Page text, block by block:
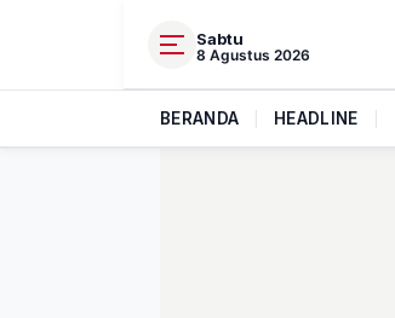
Sabtu
8 Agustus 2026
BERANDA HEADLINE